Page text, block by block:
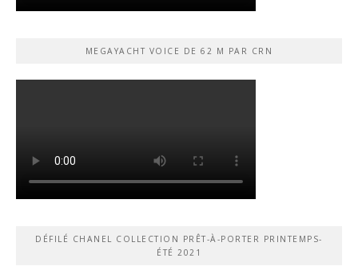
MEGAYACHT VOICE DE 62 M PAR CRN
DÉFILÉ CHANEL COLLECTION PRÊT-À-PORTER PRINTEMPS-
ÉTÉ 2021